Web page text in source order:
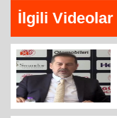
İlgili Videolar